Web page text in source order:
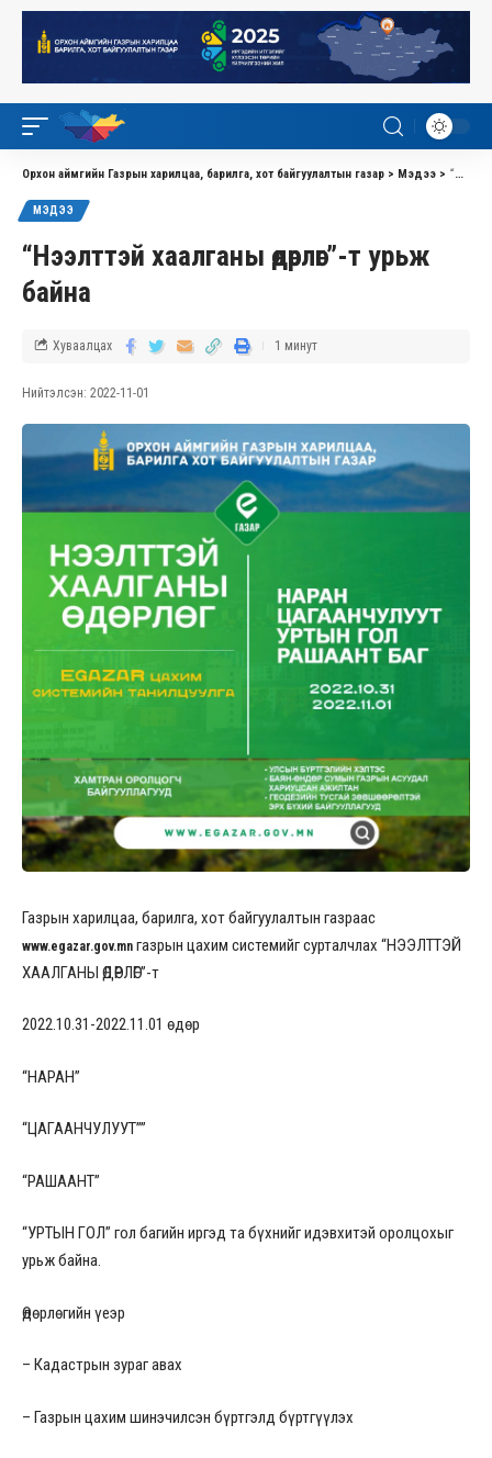
Орхон аймгийн Газрын харилцаа, барилга, хот байгуулалтын газар > Мэдээ > “Нээлттэй хаалганы өдөрлөг”-т урьж байна
МЭДЭЭ
“Нээлттэй хаалганы өдөрлөг”-т урьж
байна
Нийтэлсэн: 2022-11-01
Хуваалцах 1 минут
Газрын харилцаа, барилга, хот байгуулалтын газраас
www.egazar.gov.mn газрын цахим системийг сурталчлах “НЭЭЛТТЭЙ
ХААЛГАНЫ ӨДӨРЛӨГ”-т
2022.10.31-2022.11.01 өдөр
“НАРАН”
“ЦАГААНЧУЛУУТ””
“РАШААНТ”
“УРТЫН ГОЛ” гол багийн иргэд та бүхнийг идэвхитэй оролцохыг
урьж байна.
Өдөрлөгийн үеэр
– Кадастрын зураг авах
– Газрын цахим шинэчилсэн бүртгэлд бүртгүүлэх